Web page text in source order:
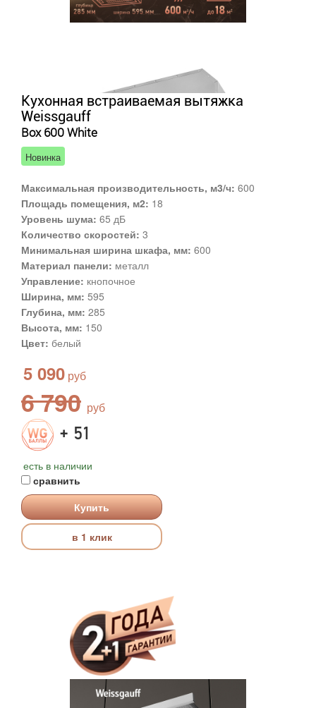
Кухонная встраиваемая вытяжка
Weissgauff
Box 600 White
Новинка
Максимальная производительность, м3/ч: 600
Площадь помещения, м2: 18
Уровень шума: 65 дБ
Количество скоростей: 3
Минимальная ширина шкафа, мм: 600
Материал панели: металл
Управление: кнопочное
Ширина, мм: 595
Глубина, мм: 285
Высота, мм: 150
Цвет: белый
5 090
6 790
+ 51
есть в наличии
сравнить
Купить
в 1 клик